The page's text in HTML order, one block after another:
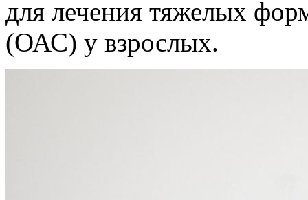
для лечения тяжелых
(ОАС) у взрослых.